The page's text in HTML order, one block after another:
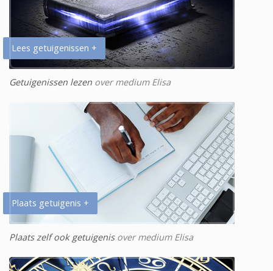
Lees getuigenissen +
Getuigenissen lezen over medium Elisa
Plaats getuigenis +
Plaats zelf ook getuigenisover medium Elisa